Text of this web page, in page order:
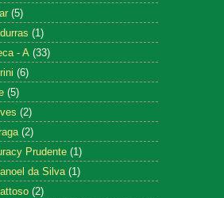
(5)
(1)
- A (33)
(6)
(5)
(2)
(2)
Prudente (1)
da Silva (1)
(2)